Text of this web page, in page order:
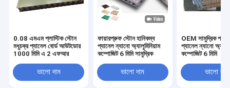
0.08 এমএম প্লাস্টিক স্টোন
মধুচক্র প্যানেল বোর্ড আউটডোর
1000 মিমি এ 2 এফআর
ভালো দাম
ফায়ারপ্রুফ স্টোন হানিকম্ব
প্যানেল ন্যানো অ্যালুমিনিয়াম
কম্পোজিট 6 মিমি সামুদ্রিক
ভালো দাম
OEM সামুদ্রিক পাথর
প্যানেল ন্যানো
কম্পোজিট 6 মিমি
ভালো দাম